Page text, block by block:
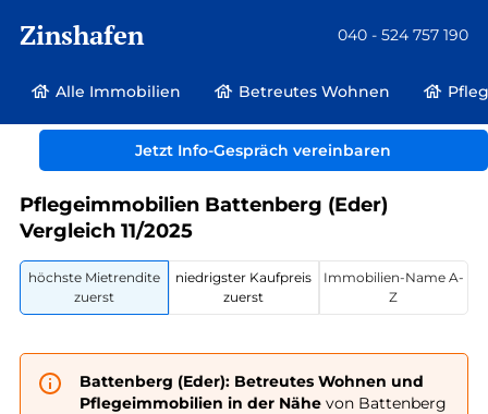
Zinshafen 040 - 524 757 190
Alle Immobilien Betreutes Wohnen
Jetzt Info-Gespräch vereinbaren
Betreutes Wohnen und Pflegeimmobilien Deutschland
Pflegeimmobilien Battenberg (Eder)
Vergleich 11/2025
höchste Mietrendite
zuerst
niedrigster Kaufpreis
zuerst
Immobilien-Name A-
Z
Battenberg (Eder): Betreutes Wohnen und
Pflegeimmobilien in der Nähevon Battenberg